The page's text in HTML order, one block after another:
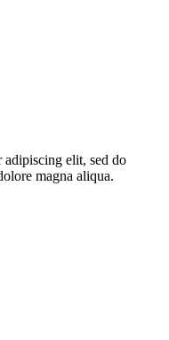
adipiscing elit, sed do
magna aliqua.